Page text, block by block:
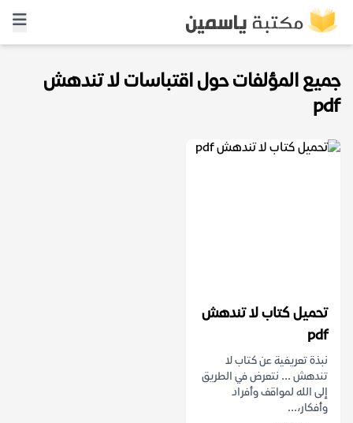
جميع المؤلفات حول اقتباسات لا تندهش
pdf
تحميل كتاب لا تندهش
pdf
نبذة تعريفية عن كتاب لا
تندهش ... نتعرض في الطريق
إلى الله لمواقف وأفراد
وأفكار،...